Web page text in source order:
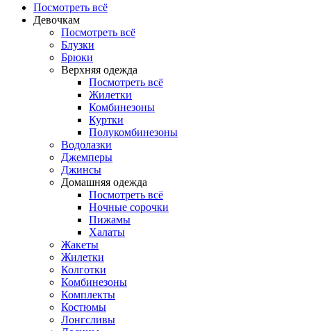
Посмотреть всё
Девочкам
Посмотреть всё
Блузки
Брюки
Верхняя одежда
Посмотреть всё
Жилетки
Комбинезоны
Куртки
Полукомбинезоны
Водолазки
Джемперы
Джинсы
Домашняя одежда
Посмотреть всё
Ночные сорочки
Пижамы
Халаты
Жакеты
Жилетки
Колготки
Комбинезоны
Комплекты
Костюмы
Лонгсливы